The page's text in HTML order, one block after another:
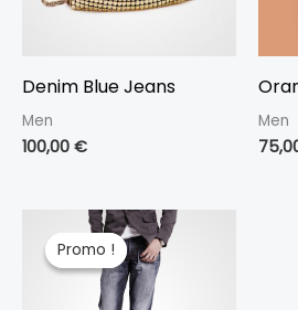
Denim Blue Jeans
Men
100,00 €
Men
Promo !
Promo !
Le
prix
initial
était :
100,00 €.
Le
prix
actuel
est :
86,00 €.